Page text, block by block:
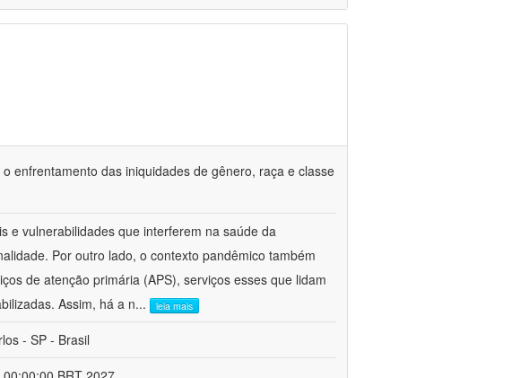
enfrentamento das iniquidades de gênero, raça e classe
e vulnerabilidades que interferem na saúde da
Por outro lado, o contexto pandêmico também
de atenção primária (APS), serviços esses que lidam
Assim, há a n... leia mais
- SP - Brasil